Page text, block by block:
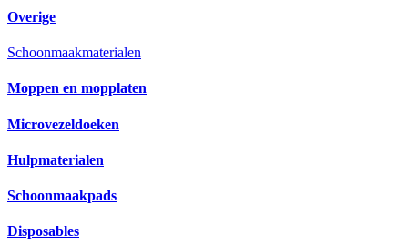
Overige
Schoonmaakmaterialen
Moppen en mopplaten
Microvezeldoeken
Hulpmaterialen
Schoonmaakpads
Disposables